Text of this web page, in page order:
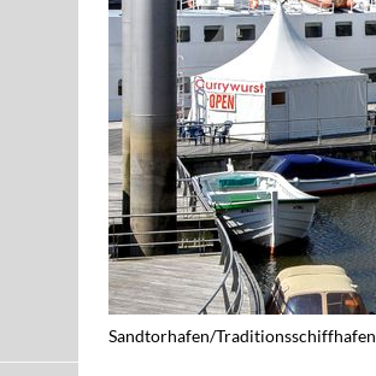
Sandtorhafen/Traditionsschiffhafen